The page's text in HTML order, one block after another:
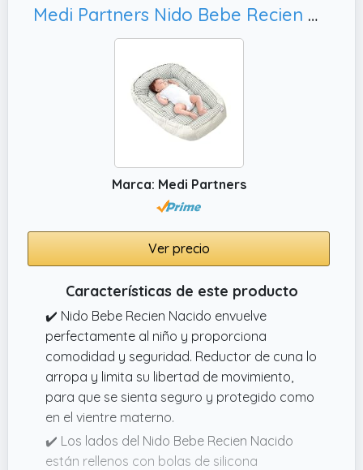
Medi Partners Nido Bebe Recien Nacido Reductor de Cuna - 100x60x15 Portátil o de Viaje de Colecho anticolicos Bilateral Bebés 100% Algodón Gofre (Cuadros con Oliva Gofre)
Marca: Medi Partners
Ver precio
Características de este producto
✔️ Nido Bebe Recien Nacido envuelve
perfectamente al niño y proporciona
comodidad y seguridad. Reductor de cuna lo
arropa y limita su libertad de movimiento,
para que se sienta seguro y protegido como
en el vientre materno.
✔️ Los lados del Nido Bebe Recien Nacido
están rellenos con bolas de silicona